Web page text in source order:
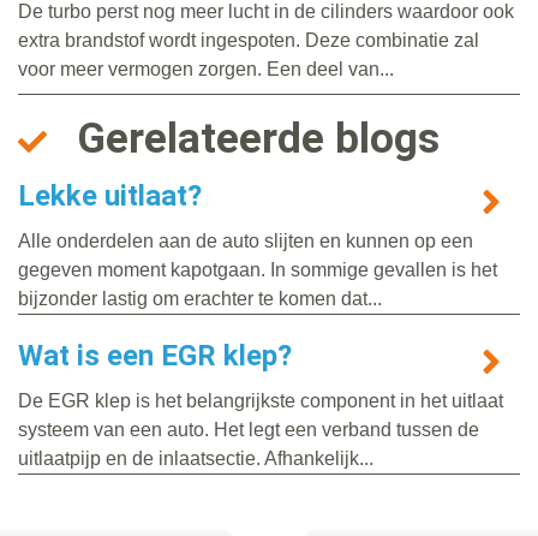
De turbo perst nog meer lucht in de cilinders waardoor ook
extra brandstof wordt ingespoten. Deze combinatie zal
voor meer vermogen zorgen. Een deel van...
Gerelateerde blogs
Lekke uitlaat?
Alle onderdelen aan de auto slijten en kunnen op een
gegeven moment kapotgaan. In sommige gevallen is het
bijzonder lastig om erachter te komen dat...
Wat is een EGR klep?
De EGR klep is het belangrijkste component in het uitlaat
systeem van een auto. Het legt een verband tussen de
uitlaatpijp en de inlaatsectie. Afhankelijk...